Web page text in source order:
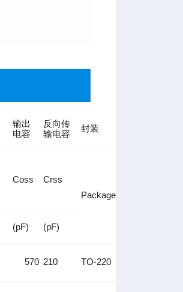
输出
电容
反向传
输电容
封装
Coss
Crss
Package
(pF) (pF)
570 210 TO-220